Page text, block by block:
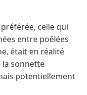
celle qui
entre poêlées
était en réalité
la sonnette
potentiellement